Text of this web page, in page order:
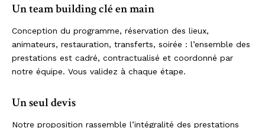
Un team building clé en main
Conception du programme, réservation des lieux,
animateurs, restauration, transferts, soirée : l’ensemble des
prestations est cadré, contractualisé et coordonné par
notre équipe. Vous validez à chaque étape.
Un seul devis
Notre proposition rassemble l’intégralité des prestations